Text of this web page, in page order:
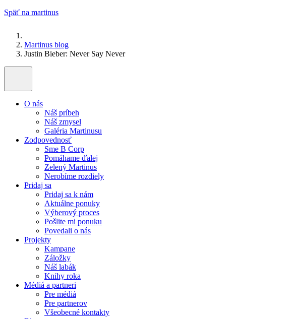
Späť na martinus
Martinus blog
Justin Bieber: Never Say Never
O nás
Náš príbeh
Náš zmysel
Galéria Martinusu
Zodpovednosť
Sme B Corp
Pomáhame ďalej
Zelený Martinus
Nerobíme rozdiely
Pridaj sa
Pridaj sa k nám
Aktuálne ponuky
Výberový proces
Pošlite mi ponuku
Povedali o nás
Projekty
Kampane
Záložky
Náš labák
Knihy roka
Médiá a partneri
Pre médiá
Pre partnerov
Všeobecné kontakty